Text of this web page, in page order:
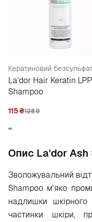
La'dor Hair Keratin LPP
Shampoo
115₴128₴
Опис La'dor Ash
Зволожувальний
Shampoo м'яко
надлишки шкірного
частинки шкіри,